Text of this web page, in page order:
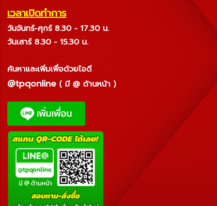
เวลาเปิดทำการ
วันจันทร์-ศุกร์ 8.30 - 17.30 น.
วันเสาร์ 8.30 - 15.30 น.
ค้นหาและเพิ่มเพื่อด้วยไอดี
@tpqonline ( มี @ ด้านหน้า )